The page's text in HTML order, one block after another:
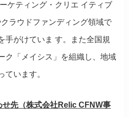
ケティング・クリエ イティブ
ラウドファンディング領域で
手がけていま す。また全国規
ク「メイシス」を組織し、地域
ています。
先（株式会社Relic CFNW事